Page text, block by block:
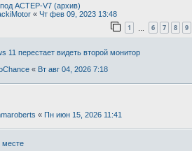
АСТЕР-V7 (архив)
« Чт фев 09, 2023 13:48
1 6 7 8 9
11 перестает видеть второй монитор
« Вт авг 04, 2026 7:18
« Пн июн 15, 2026 11:41
месте